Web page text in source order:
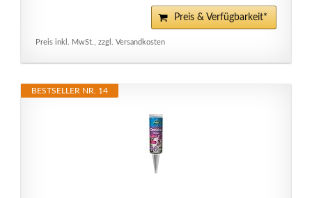
Preis & Verfügbarkeit*
Preis inkl. MwSt., zzgl. Versandkosten
BESTSELLER NR. 14